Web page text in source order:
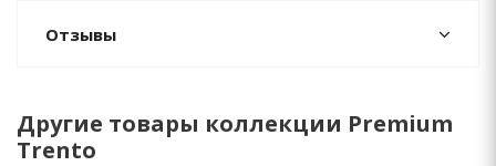
Отзывы
Другие товары коллекции Premium
Trento